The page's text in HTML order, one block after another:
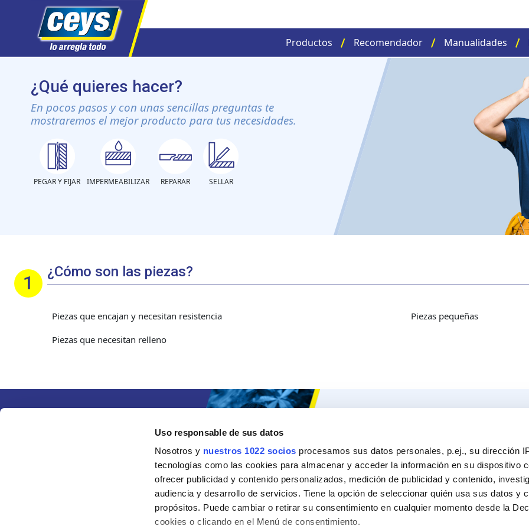
Uso responsable de sus datos
Nosotros y nuestros 1022 socios procesamos sus datos personales, p.ej., su dirección
tecnologías como las cookies para almacenar y acceder la información en su dispositivo
ofrecer publicidad y contenido personalizados, medición de publicidad y contenido,
audiencia y desarrollo de servicios. Tiene la opción de seleccionar quién usa sus datos y
propósitos. Puede cambiar o retirar su consentimiento en cualquier momento desde la
cookies o clicando en el Menú de consentimiento.
contenido
Productos Recomendador Manualidades
¿Qué quieres hacer?
En pocos pasos y con unas sencillas preguntas te
mostraremos el mejor producto para tus necesidades.
PEGAR Y FIJAR IMPERMEABILIZAR REPARAR SELLAR
¿Cómo son las piezas?
Piezas que encajan y necesitan resistencia
Piezas pequeñas
Piezas que necesitan relleno
Manualidades
Bricolaje
Sostenibilidad